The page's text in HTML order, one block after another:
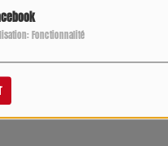
Fonctionnalité